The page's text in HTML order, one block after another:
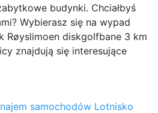
budynki. Chciałbyś
Wybierasz się na wypad
diskgolfbane 3 km
znajdują się interesujące
samochodów Lotnisko